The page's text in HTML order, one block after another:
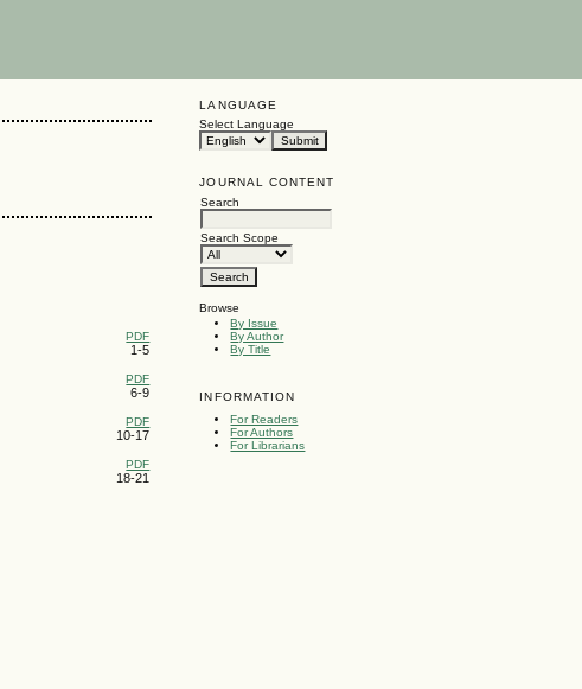
LANGUAGE
Select Language
JOURNAL CONTENT
Search
Search Scope
Browse
By Issue
By Author
By Title
INFORMATION
For Readers
For Authors
For Librarians
PDF
1-5
PDF
6-9
PDF
10-17
PDF
18-21